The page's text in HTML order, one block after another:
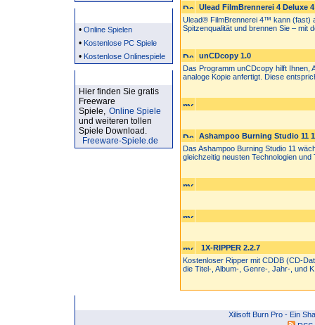
• Online Spielen
• Kostenlose PC Spiele
• Kostenlose Onlinespiele
Hier finden Sie gratis
Freeware
Spiele, Online Spiele
und weiteren tollen
Spiele Download.
Freeware-Spiele.de
Ulead FilmBrennerei 4 Deluxe 4
Ulead® FilmBrennerei 4™ kann (fast)
Spitzenqualität und brennen Sie – mit
unCDcopy 1.0
Das Programm unCDcopy hilft Ihnen,
analoge Kopie anfertigt. Diese
Ashampoo Burning Studio 11
Das Ashampoo Burning Studio 11
gleichzeitig neusten Technologien und
1X-RIPPER 2.2.7
Kostenloser Ripper mit CDDB (CD-
die Titel-, Album-, Genre-, Jahr-, und
Xilisoft Burn Pro - Ein